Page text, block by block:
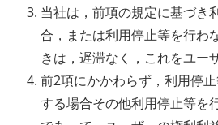
当社は，前項の規定に基づき
合，または利用停止等を行わ
きは，遅滞なく，これをユー
前2項にかかわらず，利用停
する場合その他利用停止等を